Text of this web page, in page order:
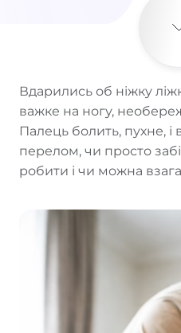
Вдарились об ніжку
важке на ногу,
Палець болить, пухне, і
перелом, чи просто
робити і чи можна